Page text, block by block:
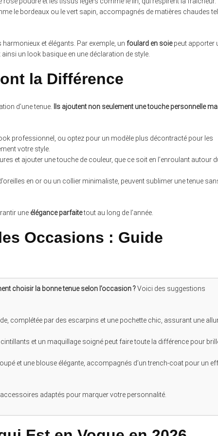
le bordeaux ou le vert sapin, accompagnés de matières chaudes
et élégants. Par exemple, un foulard en soiepeut apporter
un look basique en une déclaration de style.
la Différence
d’une tenue. Ils ajoutent non seulement une touche personnelle
professionnel, ou optez pour un modèle plus décontracté pour les
votre style.
et ajouter une touche de couleur, que ce soit en l’enroulant autour
en or ou un collier minimaliste, peuvent sublimer une tenue
une élégance parfaitetout au long de l’année.
Occasions : Guide
choisir la bonne tenue selon l’occasion ?Voici des suggestions
complétée par des escarpins et une pochette chic, assurant une
et un maquillage soigné peut faire toute la différence pour
et une blouse élégante, accompagnés d’un trench-coat pour un
adaptés pour marquer votre personnalité.